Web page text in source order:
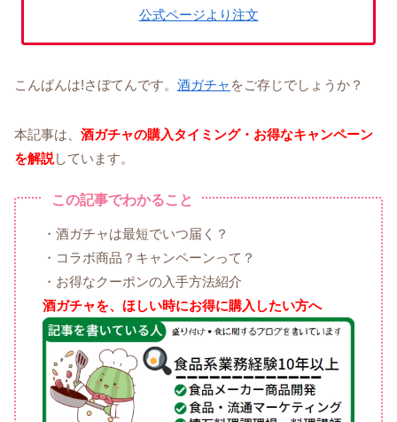
公式ページより注文
こんばんは!さぼてんです。 酒ガチャ をご存じでしょうか？
本記事は、 酒ガチャの購入タイミング・お得なキャンペーン
を解説しています。
この記事でわかること
・酒ガチャは最短でいつ届く？
・コラボ商品？キャンペーンって？
・お得なクーポンの入手方法紹介
酒ガチャを、ほしい時にお得に購入したい方へ